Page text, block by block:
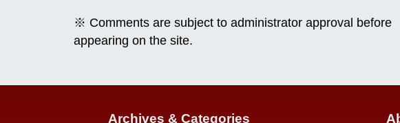
※ Comments are subject to administrator approval before
appearing on the site.
Archives & Categories